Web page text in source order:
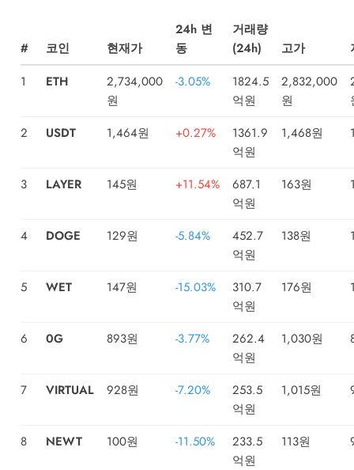
# 코인 현재가
24h 변
동
거래량
(24h)
고가
1
ETH
2,734,000
원
-3.05%
1824.5
억원
2,832,000
원
2
USDT 1,464원 +0.27%
1361.9
억원
1,468원
3 LAYER 145원 +11.54%
687.1
억원
163원
4 DOGE 129원 -5.84%
452.7
억원
138원
5 WET 147원 -15.03%
310.7
억원
176원
6 0G 893원 -3.77%
262.4
억원
1,030원
7 VIRTUAL 928원 -7.20%
253.5
억원
1,015원
8 NEWT 100원 -11.50%
233.5
억원
113원